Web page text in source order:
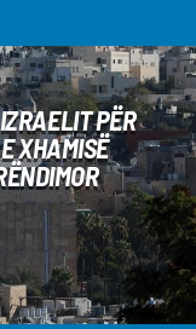
PËR
XHAMISË